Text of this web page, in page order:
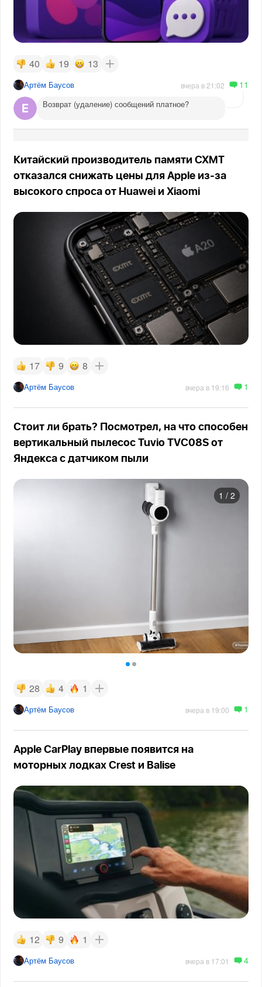
40 19 13
Артём Баусов вчера в 21:02 11
Возврат (удаление) сообщений платное?
Китайский производитель памяти CXMT
отказался снижать цены для Apple из-за
высокого спроса от Huawei и Xiaomi
17 9 8
Артём Баусов вчера в 19:16 1
Стоит ли брать? Посмотрел, на что способен
вертикальный пылесос Tuvio TVC08S от
Яндекса с датчиком пыли
1 / 2
28 4 1
Артём Баусов вчера в 19:00 1
Apple CarPlay впервые появится на
моторных лодках Crest и Balise
12 9 1
Артём Баусов вчера в 17:01 4